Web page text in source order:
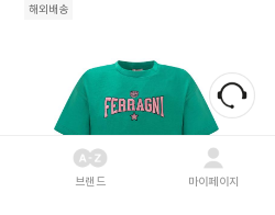
해외배송
브랜드 마이페이지